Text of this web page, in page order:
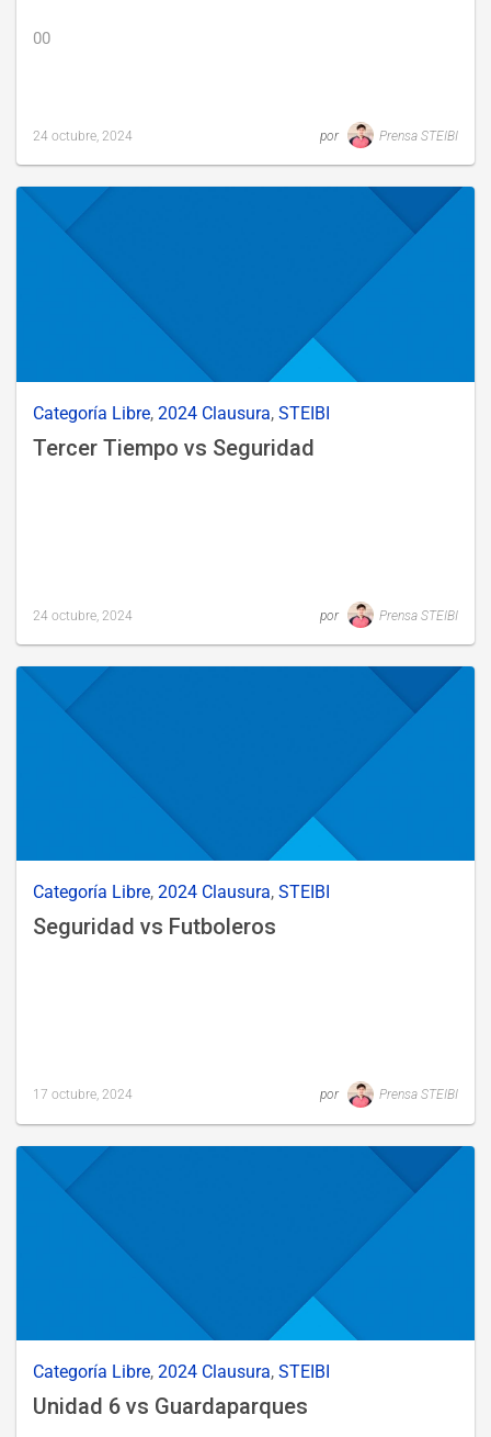
00
octubre,
2024
24 octubre, 2024 por Prensa STEIBI
Categoría Libre, 2024 Clausura, STEIBI
Tercer Tiempo vs Seguridad
octubre,
2024
24 octubre, 2024 por Prensa STEIBI
Categoría Libre, 2024 Clausura, STEIBI
Seguridad vs Futboleros
octubre,
2024
17 octubre, 2024 por Prensa STEIBI
Categoría Libre, 2024 Clausura, STEIBI
Unidad 6 vs Guardaparques